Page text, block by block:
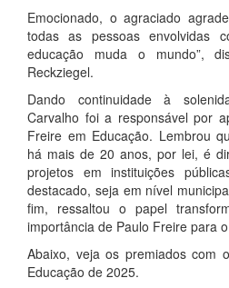
Emocionado, o agraciado
todas as pessoas envolvidas
educação muda o mundo”,
Reckziegel.
Dando continuidade à
Carvalho foi a responsável por
Freire em Educação. Lembrou
há mais de 20 anos, por lei, é
projetos em instituições
destacado, seja em nível
fim, ressaltou o papel
importância de Paulo Freire para
Abaixo, veja os premiados com
Educação de 2025.